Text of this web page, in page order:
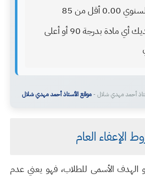
أقل من 85
لا توجد لديك أي مادة بدرجة 90 أو أعلى
أحمد مهدي شلال -موقع الأستاذ أحمد مهدي شلال
الإعفاء العام
هو الهدف الأسمى للطلاب، فهو يعني عدم